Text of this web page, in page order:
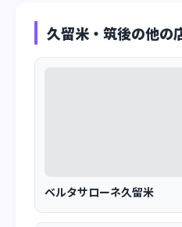
久留米・筑後の他の
ベルタサローネ久留米